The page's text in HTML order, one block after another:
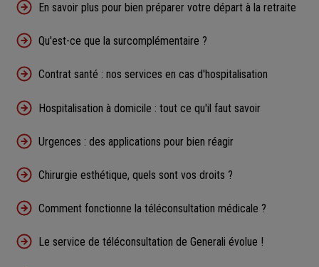
En savoir plus pour bien préparer votre départ à la retraite
Qu'est-ce que la surcomplémentaire ?
Contrat santé : nos services en cas d'hospitalisation
Hospitalisation à domicile : tout ce qu'il faut savoir
Urgences : des applications pour bien réagir
Chirurgie esthétique, quels sont vos droits ?
Comment fonctionne la téléconsultation médicale ?
Le service de téléconsultation de Generali évolue !